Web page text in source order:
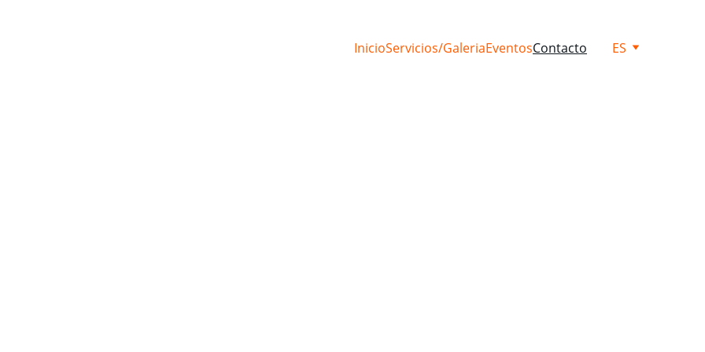
InicioServicios/GaleriaEventosContacto ES